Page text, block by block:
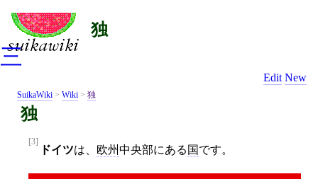
独
Edit New
SuikaWiki > Wiki > 独
独
[3]
ドイツは、 欧州中央部にある 国です。
三